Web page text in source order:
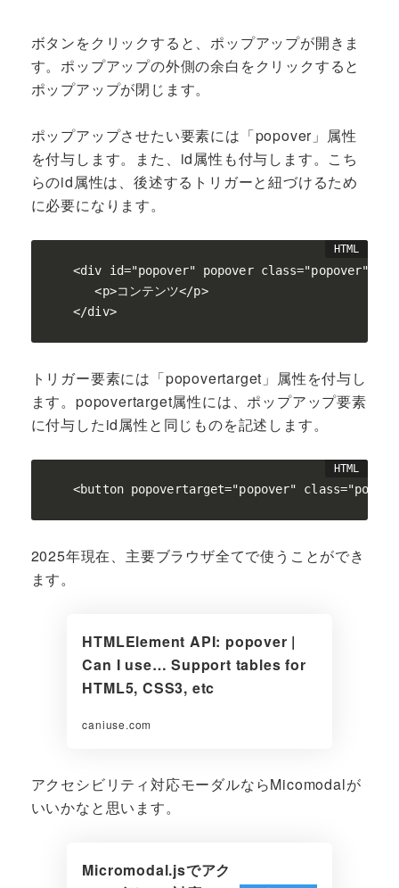
ボタンをクリックすると、ポップアップが開きま
す。ポップアップの外側の余白をクリックすると
ポップアップが閉じます。
ポップアップさせたい要素には「popover」属性
を付与します。また、id属性も付与します。こち
らのid属性は、後述するトリガーと紐づけるため
に必要になります。
<div id="popover" popover class="popover">
   <p>コンテンツ</p>
</div>
トリガー要素には「popovertarget」属性を付与し
ます。popovertarget属性には、ポップアップ要素
に付与したid属性と同じものを記述します。
<button popovertarget="popover"
2025年現在、主要ブラウザ全てで使うことができ
ます。
HTMLElement API: popover |
Can I use… Support tables for
HTML5, CSS3, etc
caniuse.com
アクセシビリティ対応モーダルならMicomodalが
いいかなと思います。
Micromodal.jsでアク